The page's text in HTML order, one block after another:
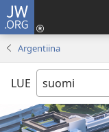
JW.ORG
Argentiina
LUE